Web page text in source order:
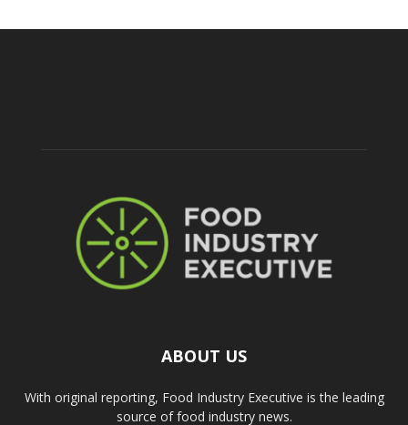
ABOUT US
With original reporting, Food Industry Executive is the leading
source of food industry news.